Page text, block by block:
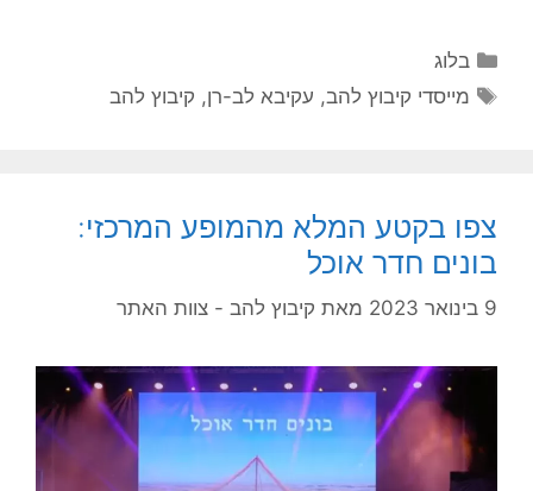
בלוג
מייסדי קיבוץ להב, עקיבא לב-רן, קיבוץ להב
צפו בקטע המלא מהמופע המרכזי:
בונים חדר אוכל
9 בינואר 2023 מאת קיבוץ להב - צוות האתר